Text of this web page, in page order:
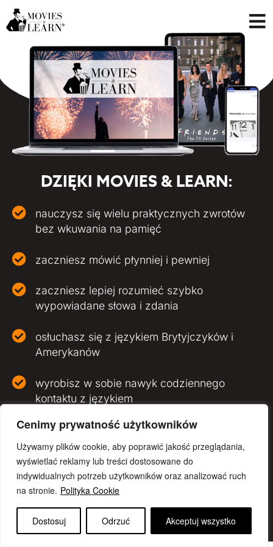
Cenimy prywatność użytkowników
Używamy plików cookie, aby poprawić jakość przeglądania,
wyświetlać reklamy lub treści dostosowane do
indywidualnych potrzeb użytkowników oraz analizować ruch
na stronie. Polityka Cookie
Dostosuj Odrzuć Akceptuj wszystko
DZIĘKI MOVIES & LEARN:
nauczysz się wielu praktycznych zwrotów
bez wkuwania na pamięć
zaczniesz mówić płynniej i pewniej
zaczniesz lepiej rozumieć szybko
wypowiadane słowa i zdania
osłuchasz się z językiem Brytyjczyków i
Amerykanów
wyrobisz w sobie nawyk codziennego
kontaktu z językiem
CHCĘ WIEDZIEĆ WIĘCEJ
o treningu Movies & Learn